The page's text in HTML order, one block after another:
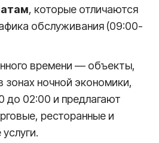
, которые отличаются
обслуживания (09:00-
времени — объекты,
зонах ночной экономики,
до 02:00 и предлагают
ресторанные и